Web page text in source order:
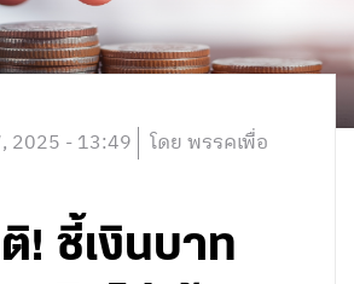
2025 - 13:49 โดย พรรคเพื่อ
! ชี้เงินบาท